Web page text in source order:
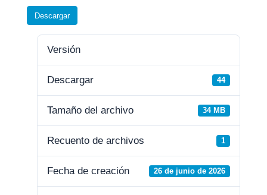
Descargar
Versión
Descargar 44
Tamaño del archivo 34 MB
Recuento de archivos 1
Fecha de creación 26 de junio de 2026